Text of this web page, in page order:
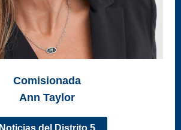
Comisionada
Ann Taylor
Noticias del Distrito 5